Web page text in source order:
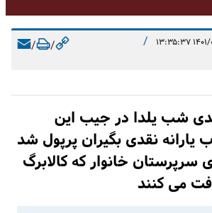
۱۳:۳۵:۳۷ /
/
/
شب یلدا در جیب این
یارانه نقدی بگیران پرپول شد
خانوار که کالابرگ
می کنند